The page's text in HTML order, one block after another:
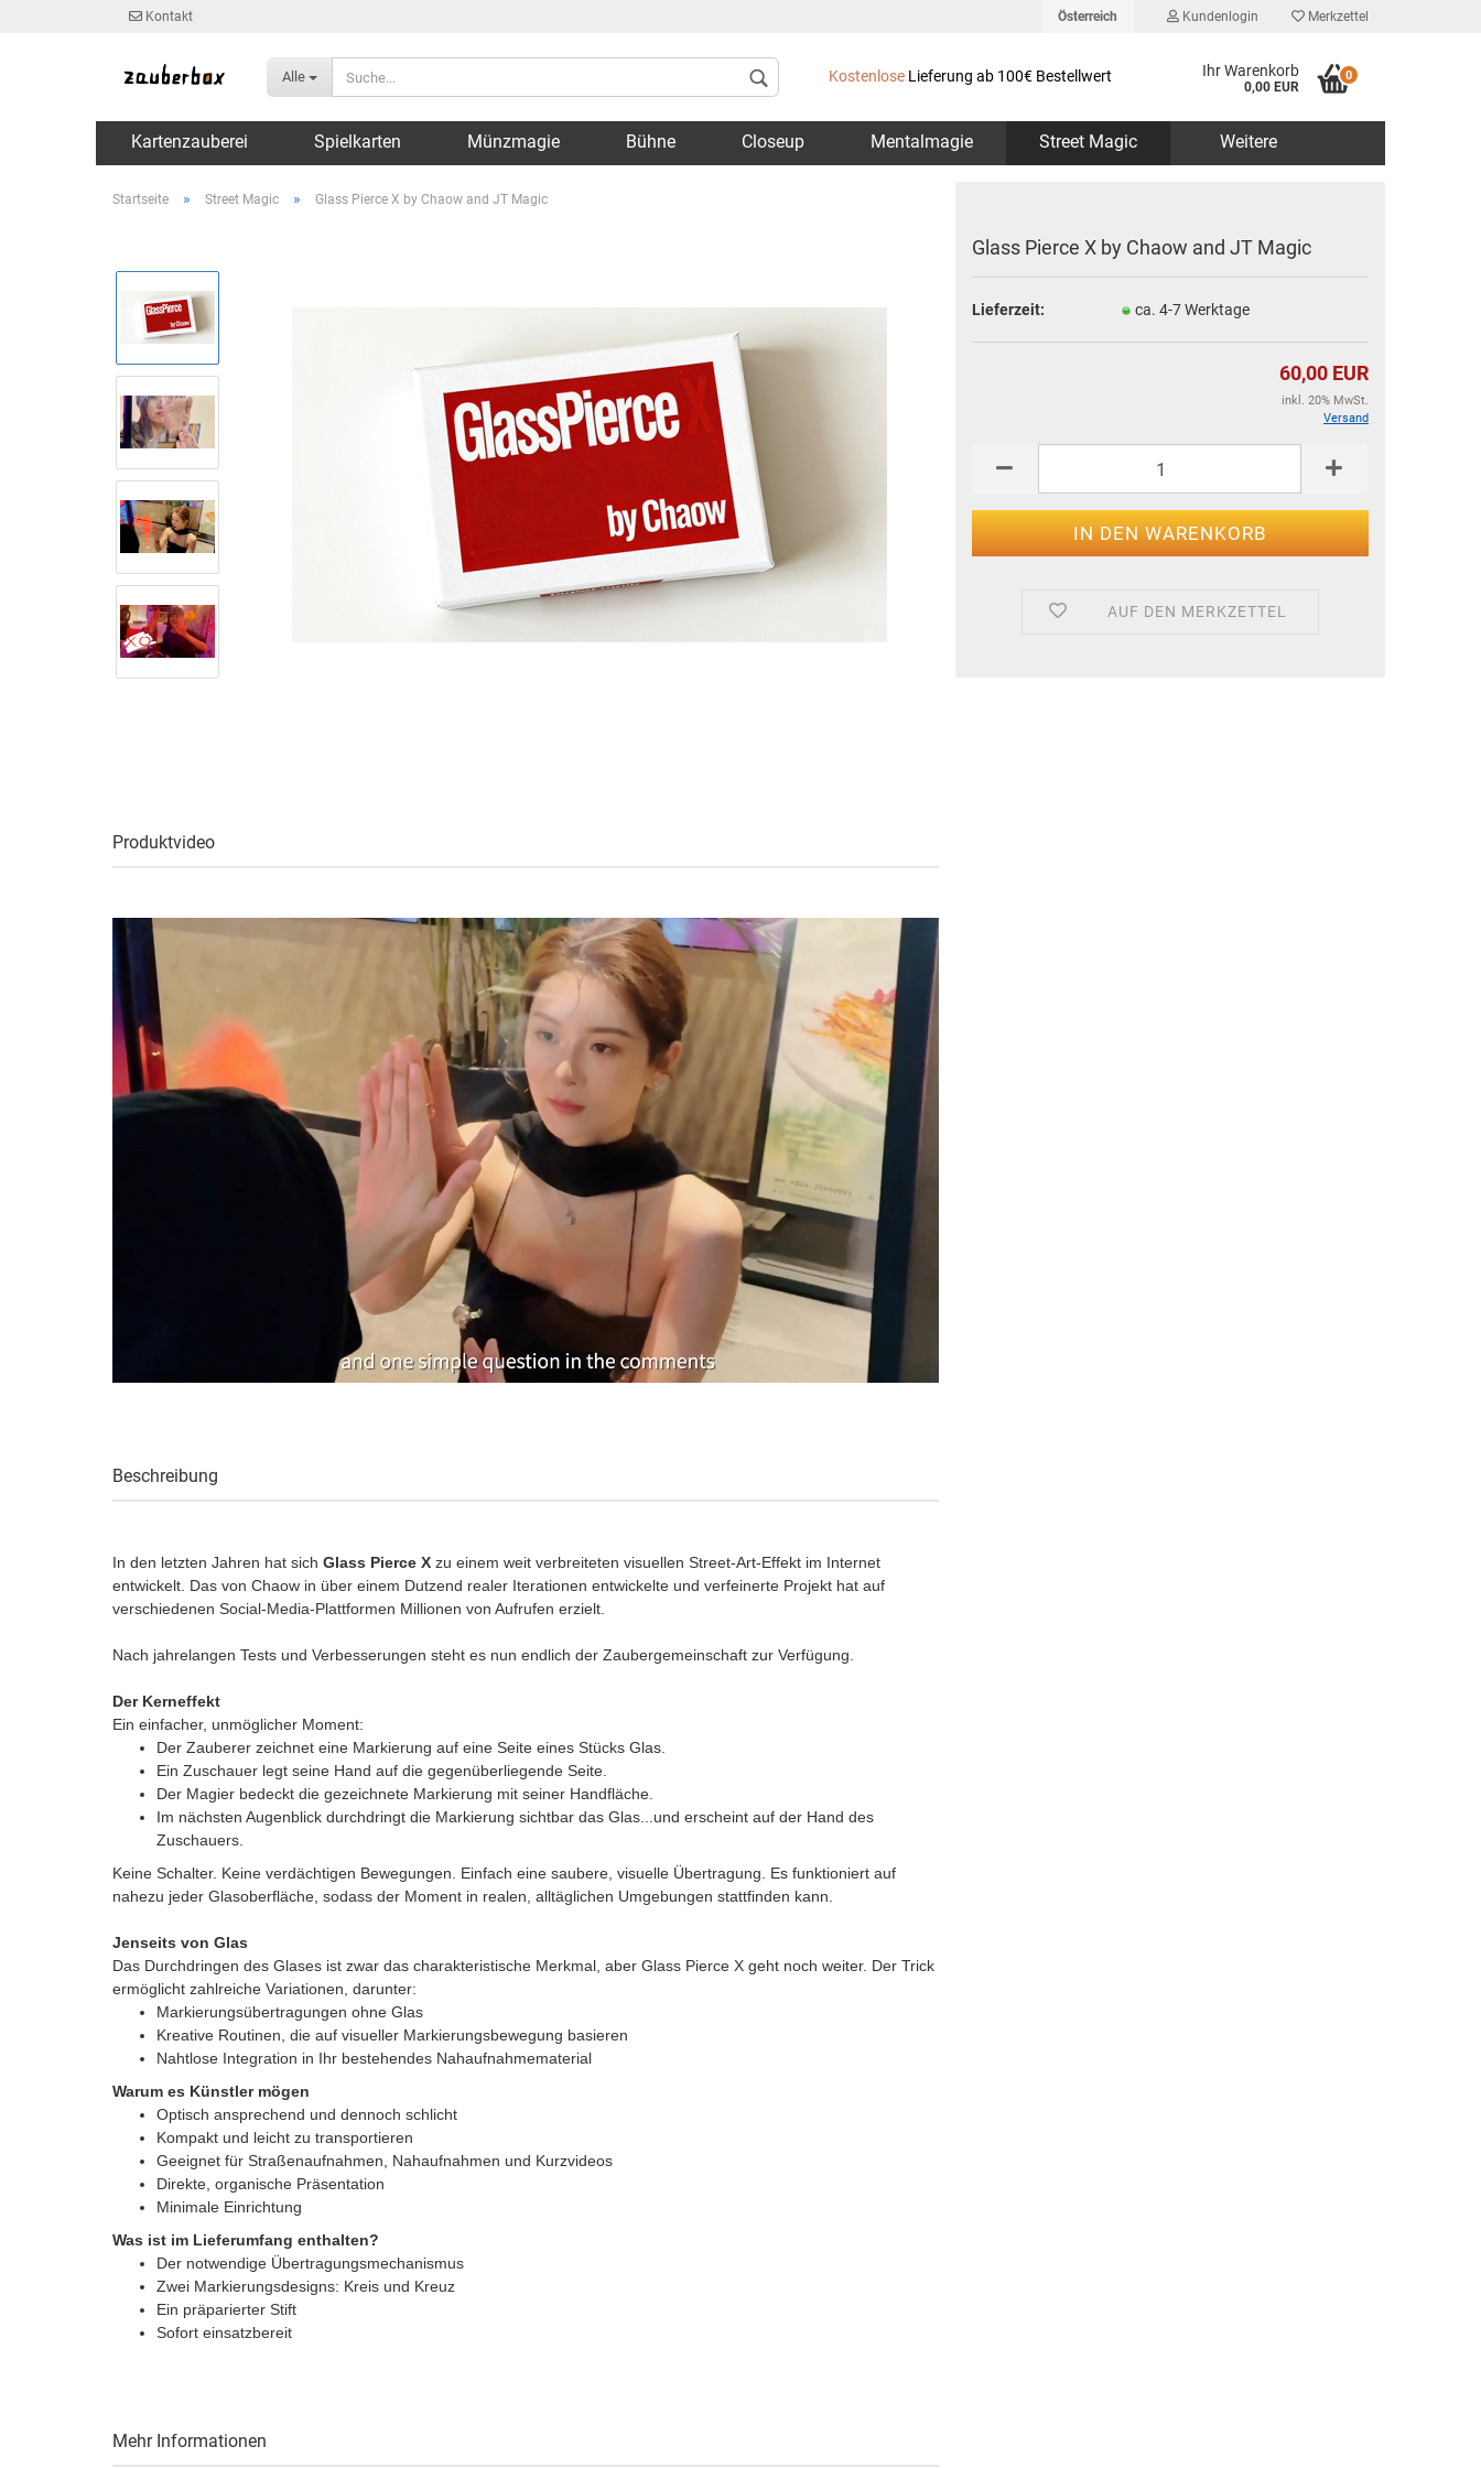
Kontakt Österreich
Lieferland
Kundenlogin
Konto erstellen
Merkzettel
Alle Kostenlose Lieferung ab 100€ Bestellwert Ihr Warenkorb
0,00 EUR
0
Kartenzauberei Spielkarten Münzmagie Bühne Closeup Mentalmagie Street Magic Weitere
Startseite » Street Magic » Glass Pierce X by Chaow and JT Magic
Glass Pierce X by Chaow and JT Magic
Lieferzeit: ca. 4-7 Werktage
60,00 EUR
inkl. 20% MwSt.
Versand
AUF DEN MERKZETTEL
Produktvideo
Beschreibung
In den letzten Jahren hat sich Glass Pierce X zu einem weit verbreiteten visuellen Street-Art-Effekt im Internet
entwickelt. Das von Chaow in über einem Dutzend realer Iterationen entwickelte und verfeinerte Projekt hat auf
verschiedenen Social-Media-Plattformen Millionen von Aufrufen erzielt.
Nach jahrelangen Tests und Verbesserungen steht es nun endlich der Zaubergemeinschaft zur Verfügung.
Der Kerneffekt
Ein einfacher, unmöglicher Moment:
Der Zauberer zeichnet eine Markierung auf eine Seite eines Stücks Glas.
Ein Zuschauer legt seine Hand auf die gegenüberliegende Seite.
Der Magier bedeckt die gezeichnete Markierung mit seiner Handfläche.
Im nächsten Augenblick durchdringt die Markierung sichtbar das Glas...und erscheint auf der Hand des
Zuschauers.
Keine Schalter. Keine verdächtigen Bewegungen. Einfach eine saubere, visuelle Übertragung. Es funktioniert auf
nahezu jeder Glasoberfläche, sodass der Moment in realen, alltäglichen Umgebungen stattfinden kann.
Jenseits von Glas
Das Durchdringen des Glases ist zwar das charakteristische Merkmal, aber Glass Pierce X geht noch weiter. Der Trick
ermöglicht zahlreiche Variationen, darunter:
Markierungsübertragungen ohne Glas
Kreative Routinen, die auf visueller Markierungsbewegung basieren
Nahtlose Integration in Ihr bestehendes Nahaufnahmematerial
Warum es Künstler mögen
Optisch ansprechend und dennoch schlicht
Kompakt und leicht zu transportieren
Geeignet für Straßenaufnahmen, Nahaufnahmen und Kurzvideos
Direkte, organische Präsentation
Minimale Einrichtung
Was ist im Lieferumfang enthalten?
Der notwendige Übertragungsmechanismus
Zwei Markierungsdesigns: Kreis und Kreuz
Ein präparierter Stift
Sofort einsatzbereit
Mehr Informationen